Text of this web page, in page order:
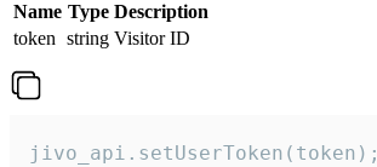
Name Type Description
token string Visitor ID
jivo_api.setUserToken(token);